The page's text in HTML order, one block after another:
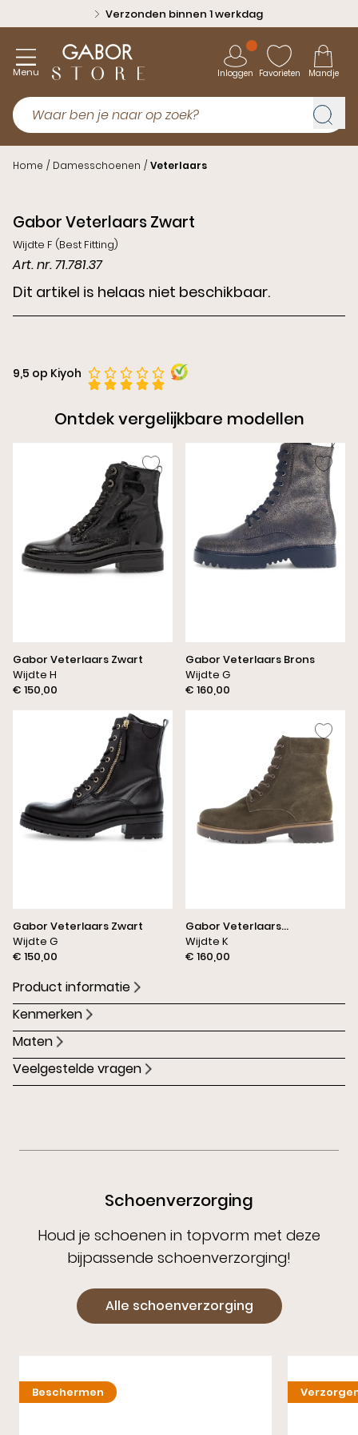
Verzonden binnen 1 werkdag
Menu Inloggen Favorieten Mandje
Home / Damesschoenen / Veterlaars
Gabor Veterlaars Zwart
Wijdte F (Best Fitting)
Art. nr. 71.781.37
Dit artikel is helaas niet beschikbaar.
9,5 op Kiyoh
Ontdek vergelijkbare modellen
Gabor Veterlaars Zwart
Wijdte H
€ 150,00
Gabor Veterlaars Brons
Wijdte G
€ 160,00
Gabor Veterlaars Zwart
Wijdte G
€ 150,00
Gabor Veterlaars
Flessengroen
Wijdte K
€ 160,00
Product informatie
Kenmerken
Maten
Veelgestelde vragen
Schoenverzorging
Houd je schoenen in topvorm met deze
bijpassende schoenverzorging!
Alle schoenverzorging
Beschermen